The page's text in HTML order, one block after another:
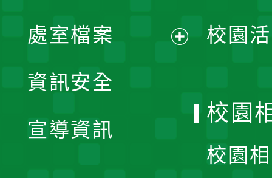
單
處室檔案
資訊安全
宣導資訊
校園
校園
校園